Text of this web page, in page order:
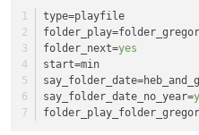
type=playfile
folder_play
folder_next=yes
start=min
say_folder_date
say_folder_date_no_year=